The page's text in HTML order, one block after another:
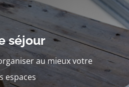
séjour
au mieux votre
espaces